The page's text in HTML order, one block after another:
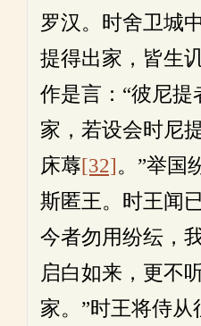
罗汉。时舍卫城
提得出家，皆生
作是言：“彼尼提
家，若设会时尼
床蓐[32]。”举国
斯匿王。时王闻
今者勿用纷纭，
启白如来，更不
家。”时王将侍